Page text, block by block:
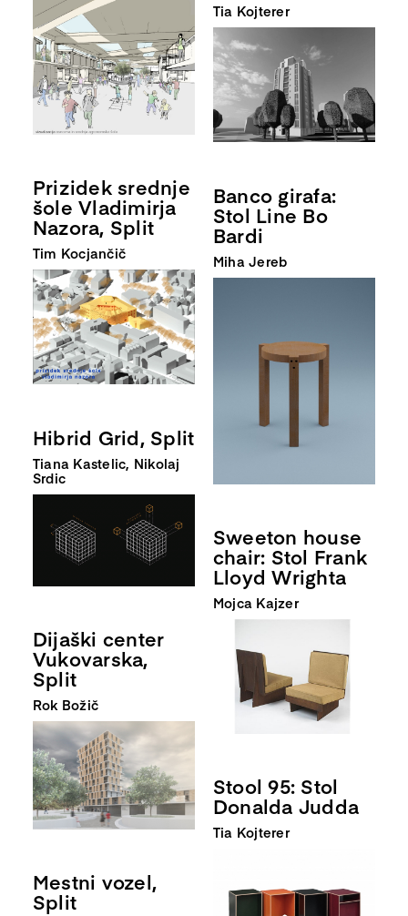
Prizidek srednje
šole Vladimirja
Nazora, Split
Tim Kocjančič
Hibrid Grid, Split
Tiana Kastelic, Nikolaj
Srdic
Dijaški center
Vukovarska,
Split
Rok Božič
Mestni vozel,
Split
Tia Kojterer
Banco girafa:
Stol Line Bo
Bardi
Miha Jereb
Sweeton house
chair: Stol Frank
Lloyd Wrighta
Mojca Kajzer
Stool 95: Stol
Donalda Judda
Tia Kojterer